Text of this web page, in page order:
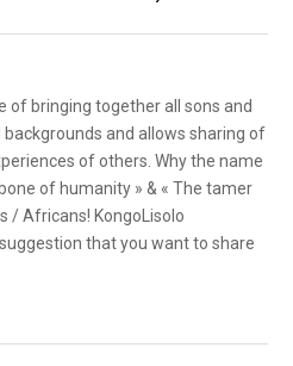
of bringing together all sons and
and allows sharing of
of others. Why the name
of humanity » & « The tamer
/ Africans! KongoLisolo
suggestion that you want to share